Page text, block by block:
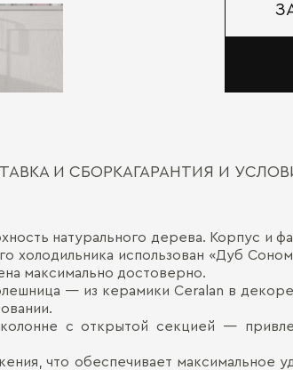
И СБОРКАГАРАНТИЯ И
натурального дерева. Корпус и
холодильника использован «Дуб
максимально достоверно.
— из керамики Ceralan в
с открытой секцией —
что обеспечивает максимальное